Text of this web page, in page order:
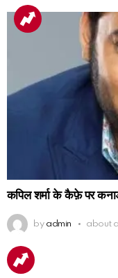
कपिल शर्मा के कैफ़े पर
by admin about